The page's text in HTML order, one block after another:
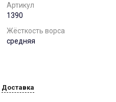
Артикул
1390
Жёсткость ворса
средняя
Доставка